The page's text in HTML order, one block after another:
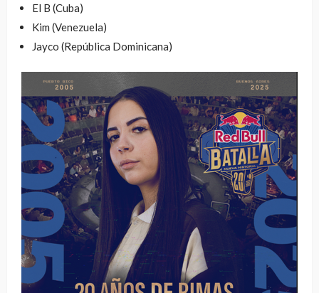
El B (Cuba)
Kim (Venezuela)
Jayco (República Dominicana)